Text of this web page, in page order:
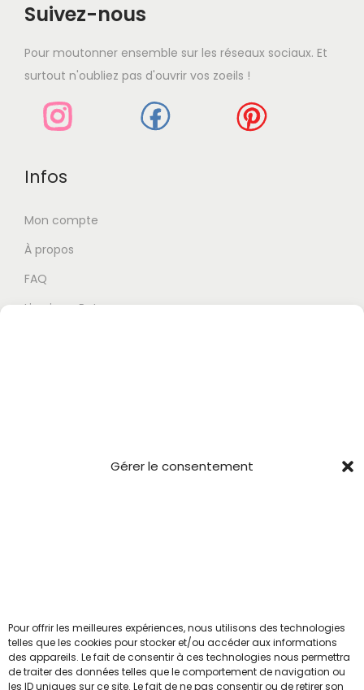
Gérer le consentement
Pour offrir les meilleures expériences, nous utilisons des technologies
telles que les cookies pour stocker et/ou accéder aux informations
des appareils. Le fait de consentir à ces technologies nous permettra
de traiter des données telles que le comportement de navigation ou
les ID uniques sur ce site. Le fait de ne pas consentir ou de retirer son
Suivez-nous
Pour moutonner ensemble sur les réseaux sociaux. Et
surtout n'oubliez pas d'ouvrir vos zoeils !
Infos
Mon compte
À propos
FAQ
Livraison-Retour
Mentions Légales
Email